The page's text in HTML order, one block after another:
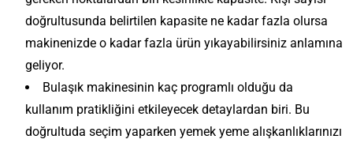
doğrultusunda belirtilen kapasite ne kadar fazla olursa
makinenizde o kadar fazla ürün yıkayabilirsiniz anlamına
geliyor.
Bulaşık makinesinin kaç programlı olduğu da
kullanım pratikliğini etkileyecek detaylardan biri. Bu
doğrultuda seçim yaparken yemek yeme alışkanlıklarınızı